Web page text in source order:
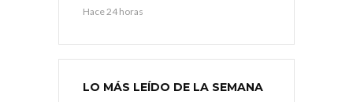
Hace 24 horas
LO MÁS LEÍDO DE LA SEMANA